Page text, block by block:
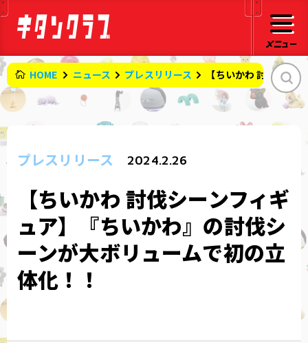
HOME ニュース プレスリリース 【ちいかわ 討伐シー
プレスリリース 2024.2.26
【ちいかわ 討伐シーンフィギ
ュア】『ちいかわ』の討伐シ
ーンが大ボリュームで初の立
体化！！